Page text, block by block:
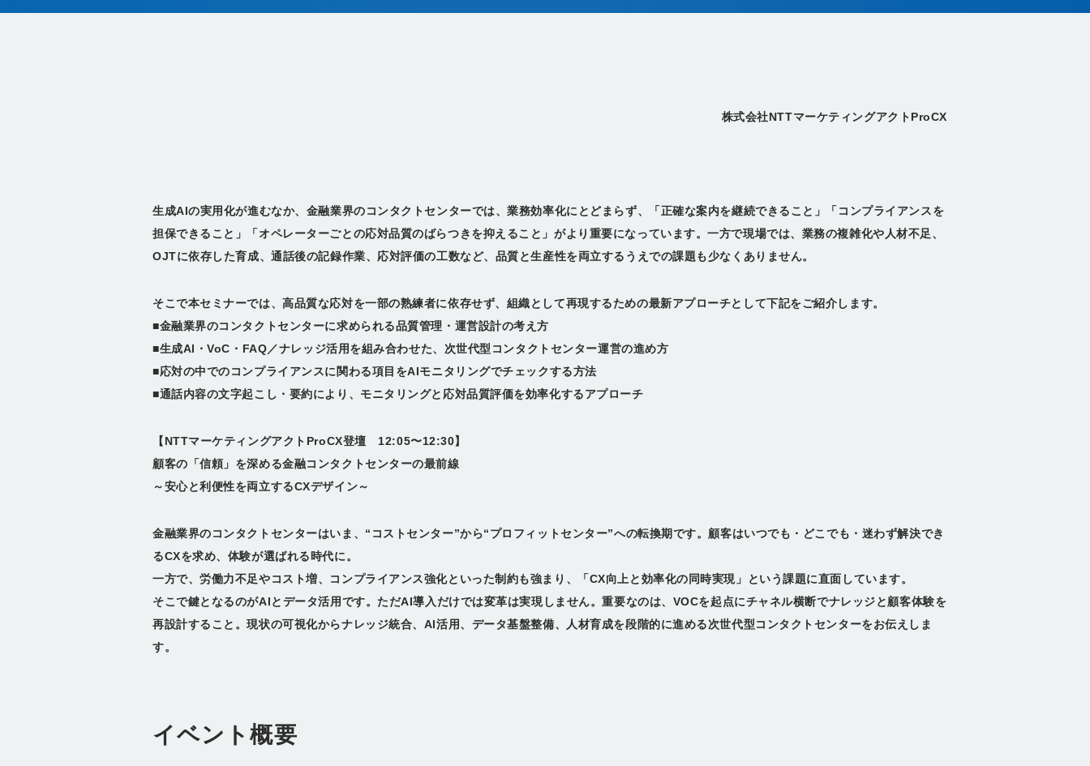
株式会社NTTマーケティングアクトProCX
生成AIの実用化が進むなか、金融業界のコンタクトセンターでは、業務効率化にとどまらず、「正確な案内を継続できること」「コンプライアンスを
担保できること」「オペレーターごとの応対品質のばらつきを抑えること」がより重要になっています。一方で現場では、業務の複雑化や人材不足、
OJTに依存した育成、通話後の記録作業、応対評価の工数など、品質と生産性を両立するうえでの課題も少なくありません。
そこで本セミナーでは、高品質な応対を一部の熟練者に依存せず、組織として再現するための最新アプローチとして下記をご紹介します。
■金融業界のコンタクトセンターに求められる品質管理・運営設計の考え方
■生成AI・VoC・FAQ／ナレッジ活用を組み合わせた、次世代型コンタクトセンター運営の進め方
■応対の中でのコンプライアンスに関わる項目をAIモニタリングでチェックする方法
■通話内容の文字起こし・要約により、モニタリングと応対品質評価を効率化するアプローチ
【NTTマーケティングアクトProCX登壇 12:05〜12:30】
顧客の「信頼」を深める金融コンタクトセンターの最前線
～安心と利便性を両立するCXデザイン～
金融業界のコンタクトセンターはいま、“コストセンター”から“プロフィットセンター”への転換期です。顧客はいつでも・どこでも・迷わず解決でき
るCXを求め、体験が選ばれる時代に。
一方で、労働力不足やコスト増、コンプライアンス強化といった制約も強まり、「CX向上と効率化の同時実現」という課題に直面しています。
そこで鍵となるのがAIとデータ活用です。ただAI導入だけでは変革は実現しません。重要なのは、VOCを起点にチャネル横断でナレッジと顧客体験を
再設計すること。現状の可視化からナレッジ統合、AI活用、データ基盤整備、人材育成を段階的に進める次世代型コンタクトセンターをお伝えしま
す。
イベント概要